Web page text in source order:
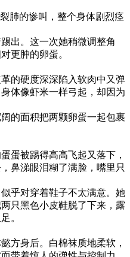
肺的惨叫，整个身体剧烈痉
出。这一次她稍微调整角
更肿的卵蛋。
的硬度深深陷入软肉中又弹
体像虾米一样弓起，却因为
的面积把两颗卵蛋一起包裹
蛋被踢得高高飞起又落下，
鼻涕眼泪糊了满脸，嘴里只
乎对穿着鞋子不太满意。她
只黑色小皮鞋脱了下来，露
。
方身后。白棉袜质地柔软，